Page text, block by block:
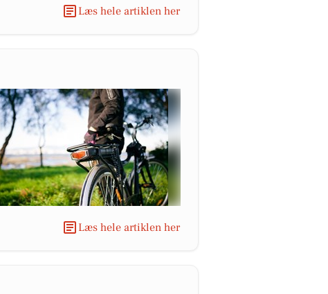
Læs hele artiklen her
Læs hele artiklen her